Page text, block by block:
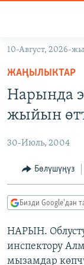
Навигацияга
өтүңүз
Издөөгө
салыңызКЫРГЫЗСТАН
ЭКОНОМИКА
МАДАНИЯТ
ДҮЙНӨ
БОРБОР АЗИЯ
АТАЙЫН
ТВ
ЭКСПЕРТТЕР
БИЗ ЖАНА ДҮЙНӨ
ДАНИСТЕ
ӨЗГӨЧӨ ПИКИР
Русский
10-Август, 2026-
ЖАҢЫЛЫКТАР
Нарында
жыйын
30-Июль, 2004
Бөлүшүңүз
Бизди Google'дан
НАРЫН.
инспектору
мызамдар